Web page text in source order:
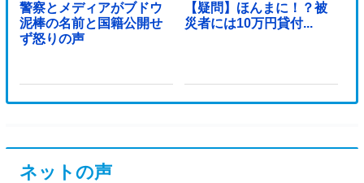
警察とメディアがブドウ
泥棒の名前と国籍公開せ
ず怒りの声
【疑問】ほんまに！？被
災者には10万円貸付...
ネットの声